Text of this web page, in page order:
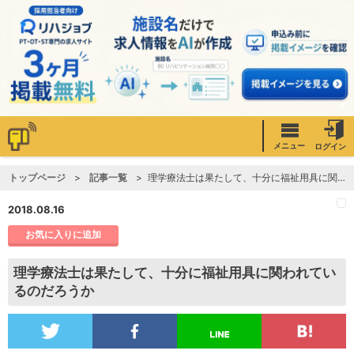
メニュー ログイン
トップページ 記事一覧 理学療法士は果たして、十分に福祉用具に関われているのだろうか
2018.08.16
お気に入りに追加
理学療法士は果たして、十分に福祉用具に関われてい
るのだろうか